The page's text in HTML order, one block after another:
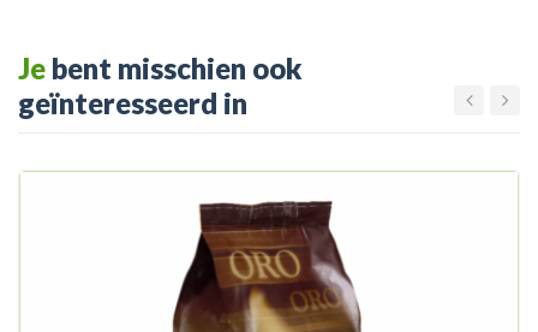
Je bent misschien ook
geïnteresseerd in